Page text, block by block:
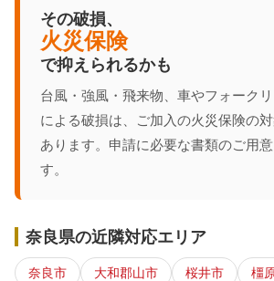
その破損、
火災保険
で抑えられるかも
台風・強風・飛来物、車やフォーク
による破損は、ご加入の火災保険の
あります。申請に必要な書類のご用
す。
奈良県の近隣対応エリア
奈良市 大和郡山市 桜井市 橿